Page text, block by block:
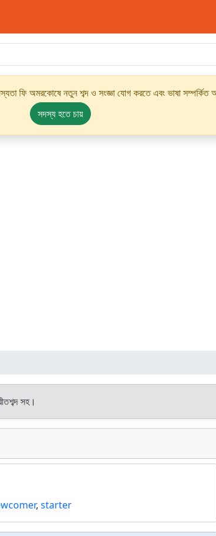
ফি অমরকোষে নতুন শব্দ ও সংজ্ঞা যোগ করতে এবং ভাষা সম্পর্কিত
সদস্য হতে চায়
সহ।
, starter